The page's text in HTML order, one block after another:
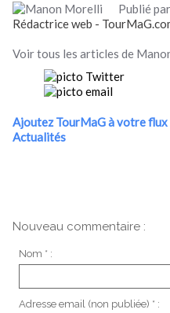
Publié
Rédactrice web -
Voir tous les articles de
Ajoutez TourMaG à votre
Actualités
Nouveau commentaire :
Nom * :
Adresse email (non publiée) * :